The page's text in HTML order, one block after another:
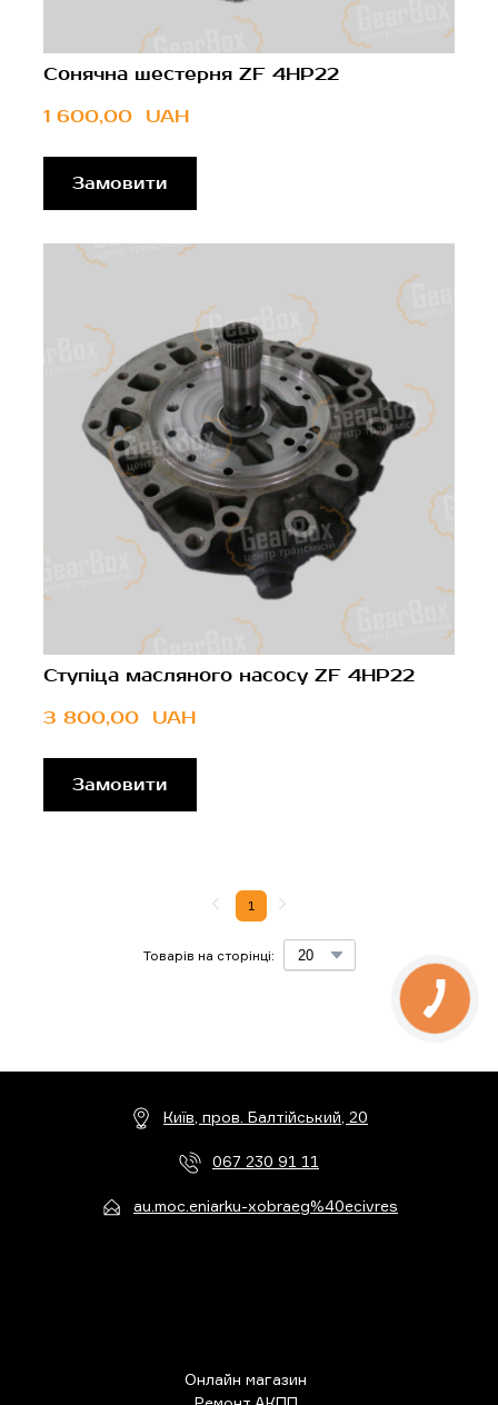
Сонячна шестерня ZF 4HP22
1 600,00  UAH
Замовити
Ступіца масляного насосу ZF 4HP22
3 800,00  UAH
Замовити
Товарів на сторінці:
1
Київ, пров. Балтійський, 20
067 230 91 11
au.moc.eniarku-xobraeg%40ecivres
Онлайн магазин